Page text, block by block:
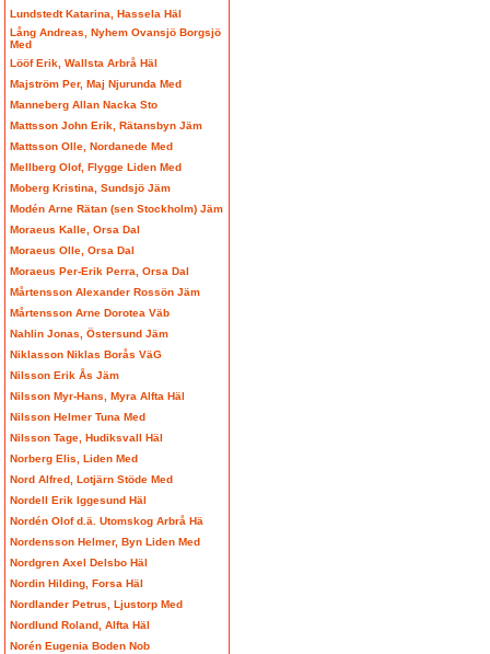
Lundstedt Katarina, Hassela Häl
Lång Andreas, Nyhem Ovansjö Borgsjö
Med
Lööf Erik, Wallsta Arbrå Häl
Majström Per, Maj Njurunda Med
Manneberg Allan Nacka Sto
Mattsson John Erik, Rätansbyn Jäm
Mattsson Olle, Nordanede Med
Mellberg Olof, Flygge Liden Med
Moberg Kristina, Sundsjö Jäm
Modén Arne Rätan (sen Stockholm) Jäm
Moraeus Kalle, Orsa Dal
Moraeus Olle, Orsa Dal
Moraeus Per-Erik Perra, Orsa Dal
Mårtensson Alexander Rossön Jäm
Mårtensson Arne Dorotea Väb
Nahlin Jonas, Östersund Jäm
Niklasson Niklas Borås VäG
Nilsson Erik Ås Jäm
Nilsson Myr-Hans, Myra Alfta Häl
Nilsson Helmer Tuna Med
Nilsson Tage, Hudiksvall Häl
Norberg Elis, Liden Med
Nord Alfred, Lotjärn Stöde Med
Nordell Erik Iggesund Häl
Nordén Olof d.ä. Utomskog Arbrå Hä
Nordensson Helmer, Byn Liden Med
Nordgren Axel Delsbo Häl
Nordin Hilding, Forsa Häl
Nordlander Petrus, Ljustorp Med
Nordlund Roland, Alfta Häl
Norén Eugenia Boden Nob